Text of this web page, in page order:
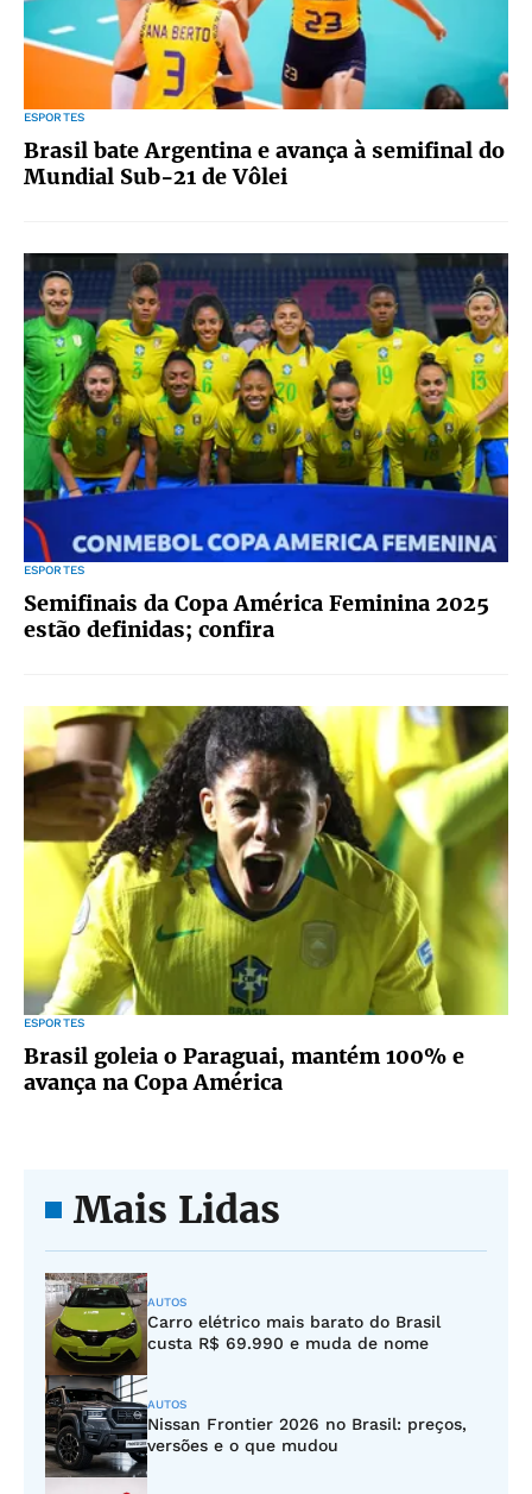
ESPORTES
Brasil bate Argentina e avança à semifinal do
Mundial Sub-21 de Vôlei
ESPORTES
Semifinais da Copa América Feminina 2025
estão definidas; confira
ESPORTES
Brasil goleia o Paraguai, mantém 100% e
avança na Copa América
Mais Lidas
AUTOS
Carro elétrico mais barato do Brasil
custa R$ 69.990 e muda de nome
AUTOS
Nissan Frontier 2026 no Brasil: preços,
versões e o que mudou